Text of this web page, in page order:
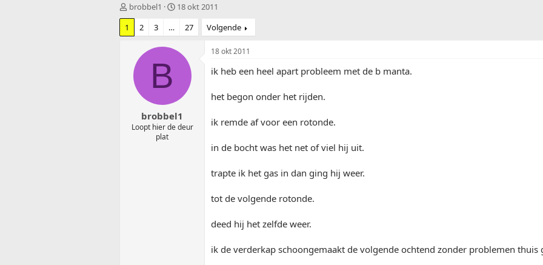
T
o
i
brobbel1
S
r
t
m
18 okt 2011
1
2 3 … 27 Volgende
B
brobbel1
Loopt hier de deur
plat
18 okt 2011
ik heb een heel apart probleem met de b manta.
het begon onder het rijden.
ik remde af voor een rotonde.
in de bocht was het net of viel hij uit.
trapte ik het gas in dan ging hij weer.
tot de volgende rotonde.
deed hij het zelfde weer.
ik de verderkap schoongemaakt de volgende ochtend zonder problemen thuis